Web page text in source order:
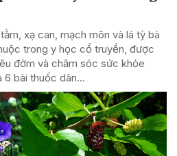
xạ can, mạch môn và lá tỳ bà
trong y học cổ truyền, được
đờm và chăm sóc sức khỏe
6 bài thuốc dân...